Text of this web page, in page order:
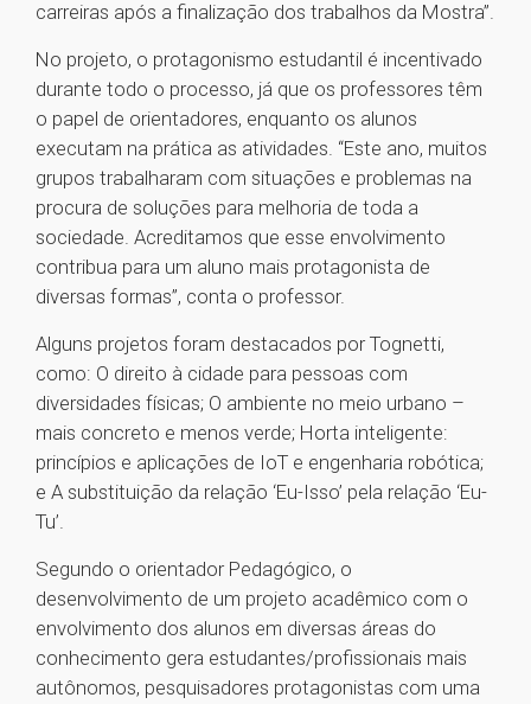
carreiras após a finalização dos trabalhos da Mostra”.
No projeto, o protagonismo estudantil é incentivado
durante todo o processo, já que os professores têm
o papel de orientadores, enquanto os alunos
executam na prática as atividades. “Este ano, muitos
grupos trabalharam com situações e problemas na
procura de soluções para melhoria de toda a
sociedade. Acreditamos que esse envolvimento
contribua para um aluno mais protagonista de
diversas formas”, conta o professor.
Alguns projetos foram destacados por Tognetti,
como: O direito à cidade para pessoas com
diversidades físicas; O ambiente no meio urbano –
mais concreto e menos verde; Horta inteligente:
princípios e aplicações de IoT e engenharia robótica;
e A substituição da relação ‘Eu-Isso’ pela relação ‘Eu-
Tu’.
Segundo o orientador Pedagógico, o
desenvolvimento de um projeto acadêmico com o
envolvimento dos alunos em diversas áreas do
conhecimento gera estudantes/profissionais mais
autônomos, pesquisadores protagonistas com uma